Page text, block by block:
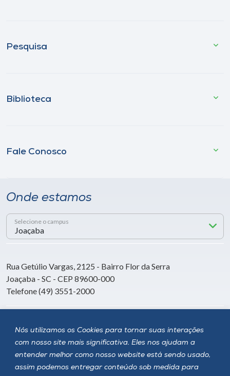
Nós utilizamos os Cookies para tornar suas interações
com nosso site mais significativa. Eles nos ajudam a
entender melhor como nosso website está sendo usado,
assim podemos entregar conteúdo sob medida para
Pesquisa
Biblioteca
Fale Conosco
Onde estamos
Selecione o campus
Rua Getúlio Vargas, 2125 - Bairro Flor da Serra
Joaçaba - SC - CEP 89600-000
Telefone (49) 3551-2000
Siga a Unoesc